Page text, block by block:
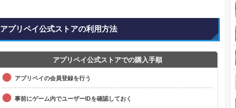
アプリペイ公式ストアの利用方法
アプリペイ公式ストアでの購入手順
アプリペイの会員登録を行う
事前にゲーム内でユーザーIDを確認しておく